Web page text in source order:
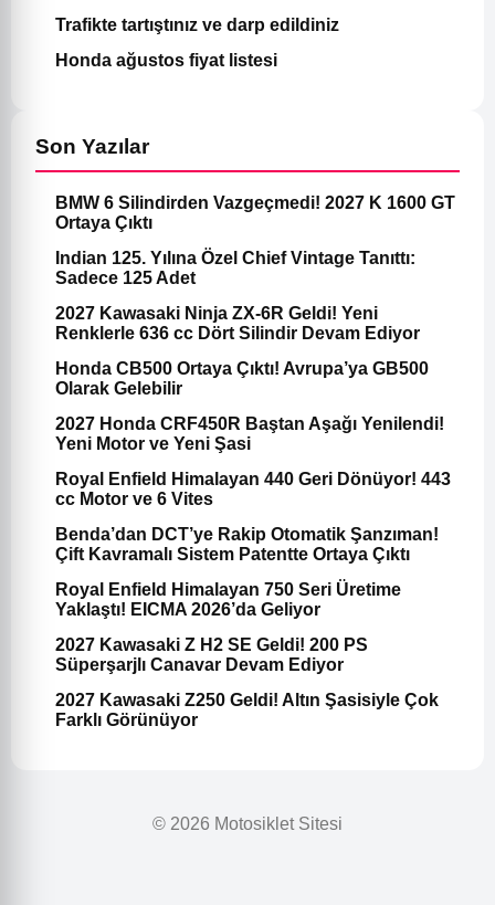
Trafikte tartıştınız ve darp edildiniz
Honda ağustos fiyat listesi
Son Yazılar
BMW 6 Silindirden Vazgeçmedi! 2027 K 1600 GT
Ortaya Çıktı
Indian 125. Yılına Özel Chief Vintage Tanıttı:
Sadece 125 Adet
2027 Kawasaki Ninja ZX-6R Geldi! Yeni
Renklerle 636 cc Dört Silindir Devam Ediyor
Honda CB500 Ortaya Çıktı! Avrupa’ya GB500
Olarak Gelebilir
2027 Honda CRF450R Baştan Aşağı Yenilendi!
Yeni Motor ve Yeni Şasi
Royal Enfield Himalayan 440 Geri Dönüyor! 443
cc Motor ve 6 Vites
Benda’dan DCT’ye Rakip Otomatik Şanzıman!
Çift Kavramalı Sistem Patentte Ortaya Çıktı
Royal Enfield Himalayan 750 Seri Üretime
Yaklaştı! EICMA 2026’da Geliyor
2027 Kawasaki Z H2 SE Geldi! 200 PS
Süperşarjlı Canavar Devam Ediyor
2027 Kawasaki Z250 Geldi! Altın Şasisiyle Çok
Farklı Görünüyor
© 2026 Motosiklet Sitesi